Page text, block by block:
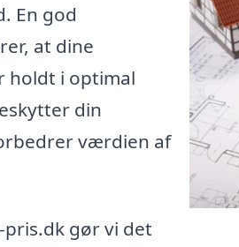
En god
at dine
holdt i optimal
din
værdien af
pris.dk gør vi det